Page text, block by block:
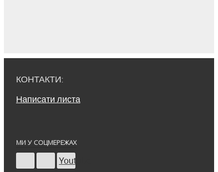
КОНТАКТИ:
Написати листа
МИ У СОЦМЕРЕЖАХ
Youtube